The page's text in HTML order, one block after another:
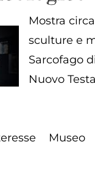
Mostra
sculture e
Sarcofago
Nuovo
Museo